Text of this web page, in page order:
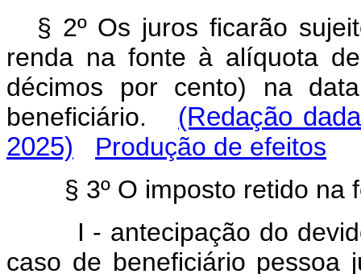
§ 2º Os juros ficarão
renda na fonte à alíquota
décimos por cento) na
beneficiário. (Redação
2025)
Produção de efeitos
§ 3º O imposto retido na
I - antecipação do
caso de beneficiário pessoa